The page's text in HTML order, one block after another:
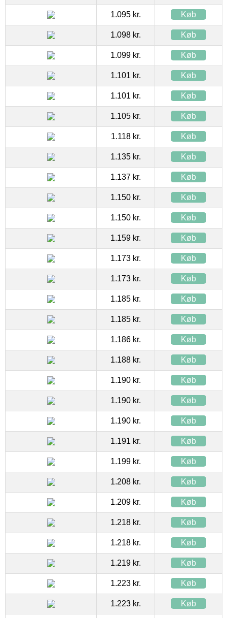
1.095 kr. Køb
1.098 kr. Køb
1.099 kr. Køb
1.101 kr. Køb
1.101 kr. Køb
1.105 kr. Køb
1.118 kr. Køb
1.135 kr. Køb
1.137 kr. Køb
1.150 kr. Køb
1.150 kr. Køb
1.159 kr. Køb
1.173 kr. Køb
1.173 kr. Køb
1.185 kr. Køb
1.185 kr. Køb
1.186 kr. Køb
1.188 kr. Køb
1.190 kr. Køb
1.190 kr. Køb
1.190 kr. Køb
1.191 kr. Køb
1.199 kr. Køb
1.208 kr. Køb
1.209 kr. Køb
1.218 kr. Køb
1.218 kr. Køb
1.219 kr. Køb
1.223 kr. Køb
1.223 kr. Køb